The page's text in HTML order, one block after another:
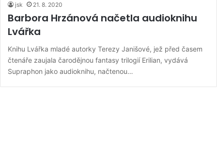
jsk 21. 8. 2020
Barbora Hrzánová načetla audioknihu
Lvářka
Knihu Lvářka mladé autorky Terezy Janišové, jež před časem
čtenáře zaujala čarodějnou fantasy trilogií Erilian, vydává
Supraphon jako audioknihu, načtenou…